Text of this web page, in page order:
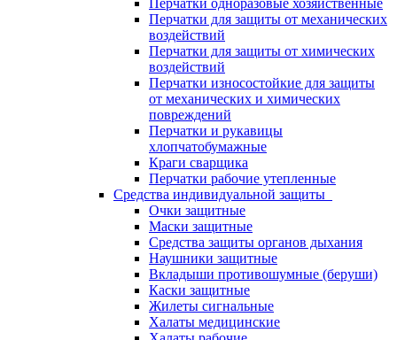
Перчатки одноразовые хозяйственные
Перчатки для защиты от механических
воздействий
Перчатки для защиты от химических
воздействий
Перчатки износостойкие для защиты
от механических и химических
повреждений
Перчатки и рукавицы
хлопчатобумажные
Краги сварщика
Перчатки рабочие утепленные
Средства индивидуальной защиты
Очки защитные
Маски защитные
Средства защиты органов дыхания
Наушники защитные
Вкладыши противошумные (беруши)
Каски защитные
Жилеты сигнальные
Халаты медицинские